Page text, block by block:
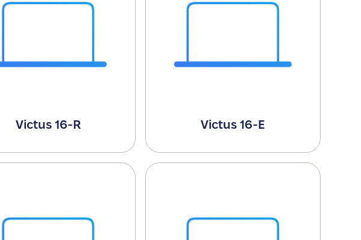
Victus 16-R Victus 16-E